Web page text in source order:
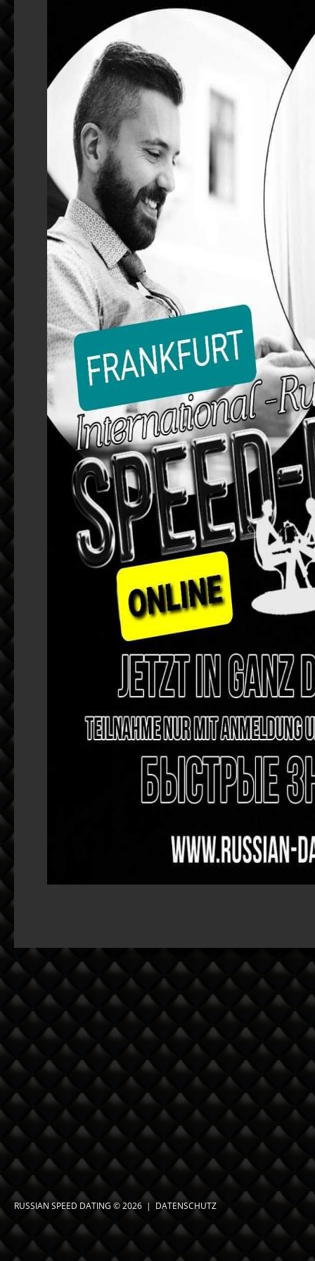
RUSSIAN SPEED DATING © 2026 | DATENSCHUTZ